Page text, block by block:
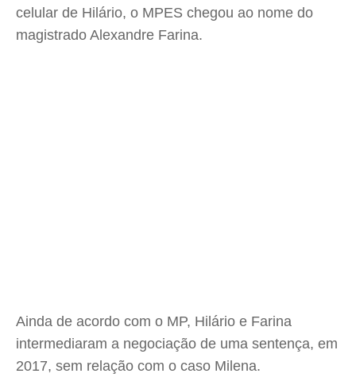
celular de Hilário, o MPES chegou ao nome do
magistrado Alexandre Farina.
Ainda de acordo com o MP, Hilário e Farina
intermediaram a negociação de uma sentença, em
2017, sem relação com o caso Milena.